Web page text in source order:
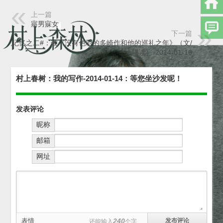
上一篇
寤男寐女
下一篇
龙记忆之二#：读《没有色彩的多崎作和他的巡礼之年》（文/
喵读）-2014-01-16
村上春树：我的写作-2014-01-14：等您坐沙发呢！
发表评论
昵称
邮箱
网址
表情 还能输入 240个字